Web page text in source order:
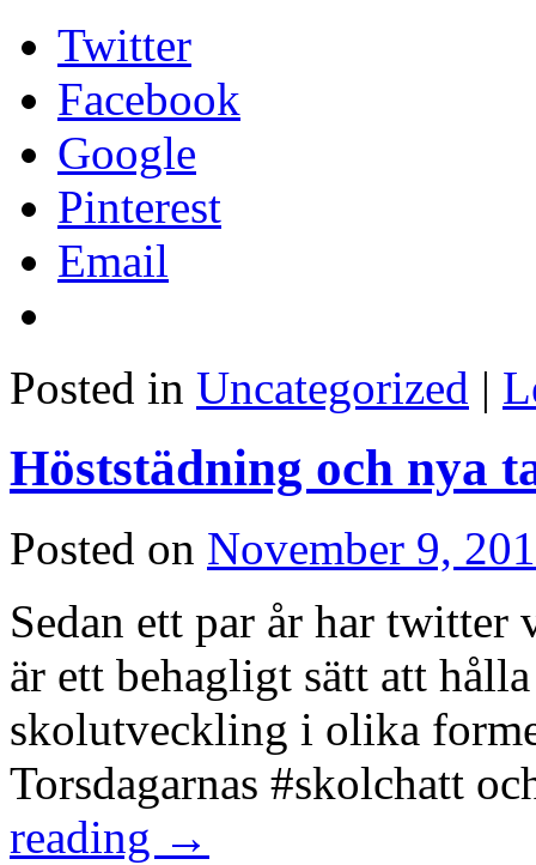
Twitter
Facebook
Google
Pinterest
Email
Posted in Uncategorized |
Höststädning och nya
Posted on November 9,
Sedan ett par år har
är ett behagligt sätt att
skolutveckling i olika
Torsdagarnas #skolchatt
reading →